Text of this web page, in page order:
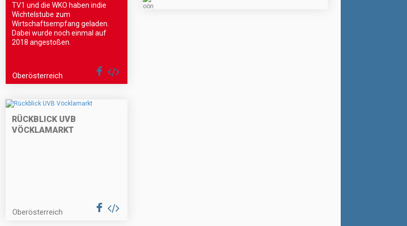
TV1 und die WKO haben indie
Wichtelstube zum
Wirtschaftsempfang geladen.
Dabei wurde noch einmal auf
2018 angestoßen.
Oberösterreich
RÜCKBLICK UVB
VÖCKLAMARKT
Oberösterreich